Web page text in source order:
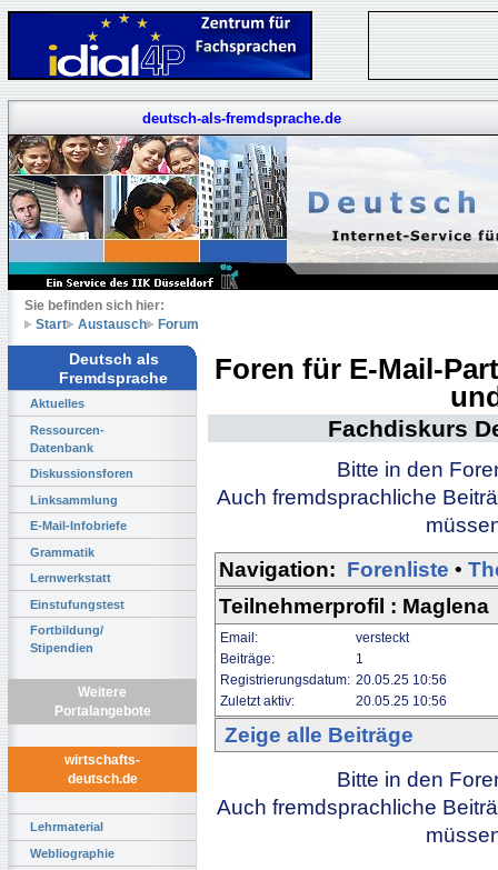
deutsch-als-fremdsprache.de
Sie befinden sich hier:
Start
Austausch Forum
Deutsch als
Fremdsprache
Aktuelles
Ressourcen-
Datenbank
Diskussionsforen
Linksammlung
E-Mail-Infobriefe
Grammatik
Lernwerkstatt
Einstufungstest
Fortbildung/
Stipendien
Weitere
Portalangebote
wirtschafts-
deutsch.de
Lehrmaterial
Webliographie
Foren für E-Mail-
Fachdiskurs
Bitte in den
Auch fremdsprachliche
Navigation: Forenliste •
Teilnehmerprofil : Maglena
Email:
versteckt
Beiträge:
1
Registrierungsdatum: 20.05.25 10:56
Zuletzt aktiv:
20.05.25 10:56
Zeige alle Beiträge
Bitte in den
Auch fremdsprachliche